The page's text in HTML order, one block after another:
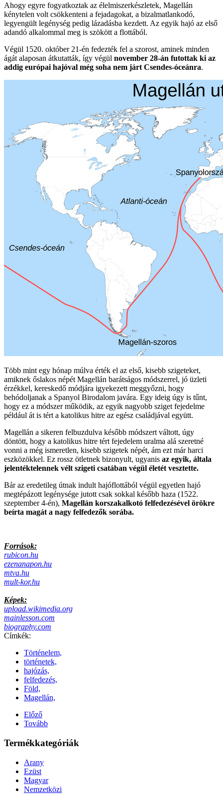
Ahogy egyre fogyatkoztak az élelmiszerkészletek, Magellán
kénytelen volt csökkenteni a fejadagokat, a bizalmatlankodó,
legyengült legénység pedig lázadásba kezdett. Az egyik hajó az első
adandó alkalommal meg is szökött a flottából.
Végül 1520. október 21-én fedezték fel a szorost, aminek minden
ágát alaposan átkutatták, így végül november 28-án futottak ki az
addig európai hajóval még soha nem járt Csendes-óceánra.
Több mint egy hónap múlva érték el az első, kisebb szigeteket,
amiknek őslakos népét Magellán barátságos módszerrel, jó üzleti
érzékkel, kereskedő módjára igyekezett meggyőzni, hogy
behódoljanak a Spanyol Birodalom javára. Egy ideig úgy is tűnt,
hogy ez a módszer működik, az egyik nagyobb sziget fejedelme
például át is tért a katolikus hitre az egész családjával együtt.
Magellán a sikeren felbuzdulva később módszert váltott, úgy
döntött, hogy a katolikus hitre tért fejedelem uralma alá szeretné
vonni a még ismeretlen, kisebb szigetek népét, ám ezt már harci
eszközökkel. Ez rossz ötletnek bizonyult, ugyanis az egyik, általa
jelentéktelennek vélt szigeti csatában végül életét vesztette.
Bár az eredetileg útnak indult hajóflottából végül egyetlen hajó
megtépázott legénysége jutott csak sokkal később haza (1522.
szeptember 4-én), Magellán korszakalkotó felfedezésével örökre
beírta magát a nagy felfedezők sorába.
Források:
rubicon.hu
ezenanapon.hu
mtva.hu
mult-kor.hu
Képek:
upload.wikimedia.org
mainlesson.com
biography.com
Címkék:
Történelem,
történetek,
hajózás,
felfedezés,
Föld,
Magellán,
Előző
Tovább
Termékkategóriák
Arany
Ezüst
Magyar
Nemzetközi